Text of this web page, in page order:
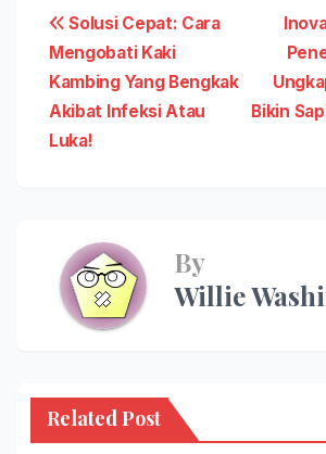
Post
navigation
Bikin
Solusi Cepat: Cara
Mengobati Kaki
Kambing Yang Bengkak
Akibat Infeksi Atau
Luka!
By
Willie
Related Post